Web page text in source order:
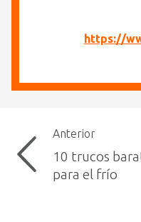
https://
Anterior
10 trucos
para el frío